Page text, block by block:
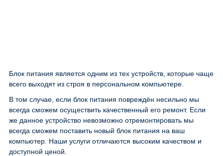
Блок питания является одним из тех устройств, которые чаще
всего выходят из строя в персональном компьютере.
В том случае, если блок питания повреждён несильно мы
всегда сможем осуществить качественный его ремонт. Если
же данное устройство невозможно отремонтировать мы
всегда сможем поставить новый блок питания на ваш
компьютер. Наши услуги отличаются высоким качеством и
доступной ценой.